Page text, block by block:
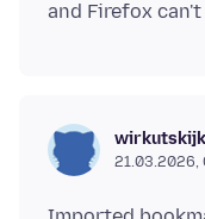
21.03.2026,